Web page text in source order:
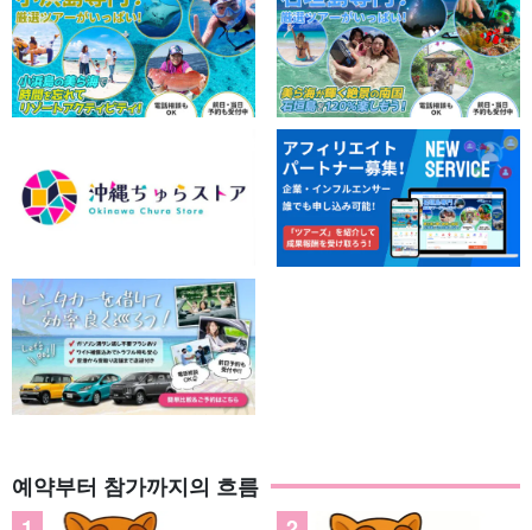
예약부터 참가까지의 흐름